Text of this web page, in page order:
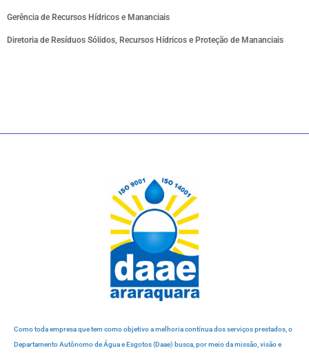
Gerência de Recursos Hídricos e Mananciais
Diretoria de Resíduos Sólidos, Recursos Hídricos e Proteção de Mananciais
Como toda empresa que tem como objetivo a melhoria contínua dos serviços prestados, o
Departamento Autônomo de Água e Esgotos (Daae) busca, por meio da missão, visão e